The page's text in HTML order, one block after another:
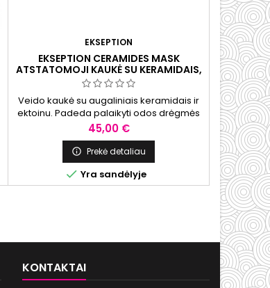
EKSEPTION
EKSEPTION CERAMIDES MASK
ATSTATOMOJI KAUKĖ SU KERAMIDAIS,
100 ML
Veido kaukė su augaliniais keramidais ir
ektoinu. Padeda palaikyti odos drėgmės
balansą, stiprina komforto pojūtį ir
suteikia atgaivintos odos įspūdį.
Kaina
45,00 €
 Prekė detaliau
 Yra sandėlyje
KONTAKTAI